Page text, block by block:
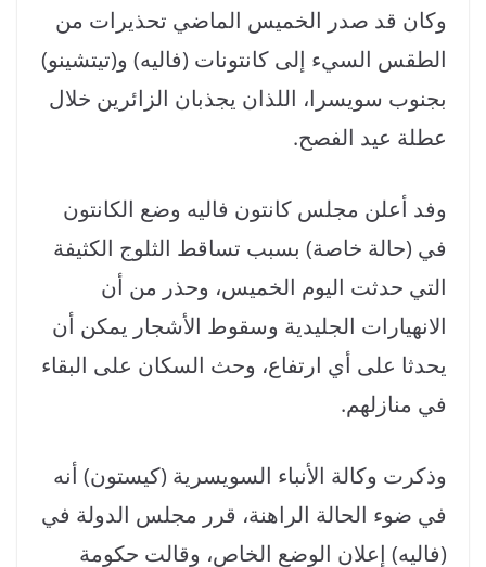
وكان قد صدر الخميس الماضي تحذيرات من
الطقس السيء إلى كانتونات (فاليه) و(تيتشينو)
بجنوب سويسرا، اللذان يجذبان الزائرين خلال
عطلة عيد الفصح.
وفد أعلن مجلس كانتون فاليه وضع الكانتون
في (حالة خاصة) بسبب تساقط الثلوج الكثيفة
التي حدثت اليوم الخميس، وحذر من أن
الانهيارات الجليدية وسقوط الأشجار يمكن أن
يحدثا على أي ارتفاع، وحث السكان على البقاء
في منازلهم.
وذكرت وكالة الأنباء السويسرية (كيستون) أنه
في ضوء الحالة الراهنة، قرر مجلس الدولة في
(فاليه) إعلان الوضع الخاص، وقالت حكومة